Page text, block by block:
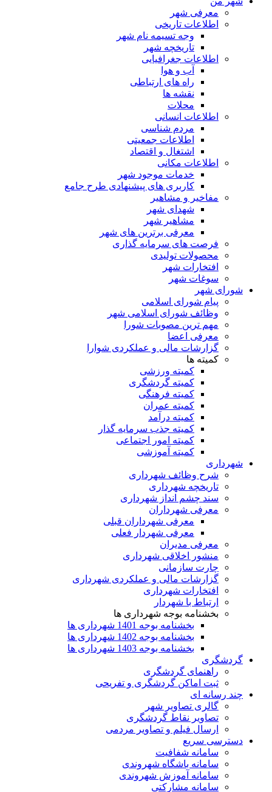
معرفی شهر
اطلاعات تاریخی
وجه تسیمه نام شهر
تاریخچه شهر
اطلاعات جغرافیایی
آب و هوا
راه های ارتباطی
نقشه ها
محلات
اطلاعات انسانی
مردم شناسی
اطلاعات جمعیتی
اشتغال و اقتصاد
اطلاعات مکانی
خدمات موجود شهر
کاربری های پیشنهادی طرح جامع
مفاخیر و مشاهیر
شهدای شهر
مشاهیر شهر
معرفی برترین های شهر
فرصت های سرمایه گذاری
محصولات تولیدی
افتخارات شهر
سوغات شهر
شورای شهر
پیام شورای اسلامی
وظائف شورای اسلامی شهر
مهم ترین مصوبات شورا
معرفی اعضا
گزارشات مالی و عملکردی شوارا
کمیته ها
کمیته ورزشی
کمیته گردشگری
کمیته فرهنگی
کمیته عمران
کمیته درآمد
کمیته جذب سرمایه گذار
کمیته امور اجتماعی
کمیته آموزشی
شهرداری
شرح وظائف شهرداری
تاریخچه شهرداری
سند چشم انداز شهرداری
معرفی شهرداران
معرفی شهرداران قبلی
معرفی شهردار فعلی
معرفی مدیران
منشور اخلاقی شهرداری
چارت سازمانی
گزارشات مالی و عملکردی شهرداری
افتخارات شهرداری
ارتباط با شهردار
بخشنامه بوجه شهرداری ها
بخشنامه بوجه 1401 شهرداری ها
بخشنامه بوجه 1402 شهرداری ها
بخشنامه بوجه 1403 شهرداری ها
گردشگری
راهنمای گردشگری
ثبت اماکن گردشگری و تفریحی
چند رسانه ای
گالری تصاویر شهر
تصاویر نقاط گردشگری
ارسال فیلم و تصاویر مردمی
دسترسی سریع
سامانه شفافیت
سامانه باشگاه شهروندی
سامانه آموزش شهروندی
سامانه مشارکتی